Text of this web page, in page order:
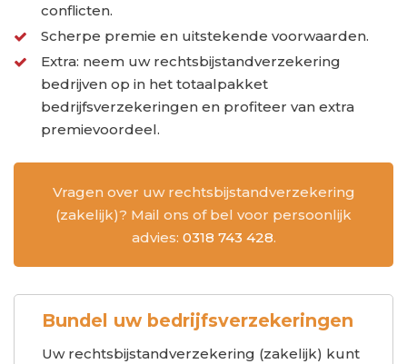
conflicten.
Scherpe premie en uitstekende voorwaarden.
Extra: neem uw rechtsbijstandverzekering
bedrijven op in het totaalpakket
bedrijfsverzekeringen en profiteer van extra
premievoordeel.
Vragen over uw rechtsbijstandverzekering
(zakelijk)? Mail ons of bel voor persoonlijk
advies: 0318 743 428.
Bundel uw bedrijfsverzekeringen
Uw rechtsbijstandverzekering (zakelijk) kunt